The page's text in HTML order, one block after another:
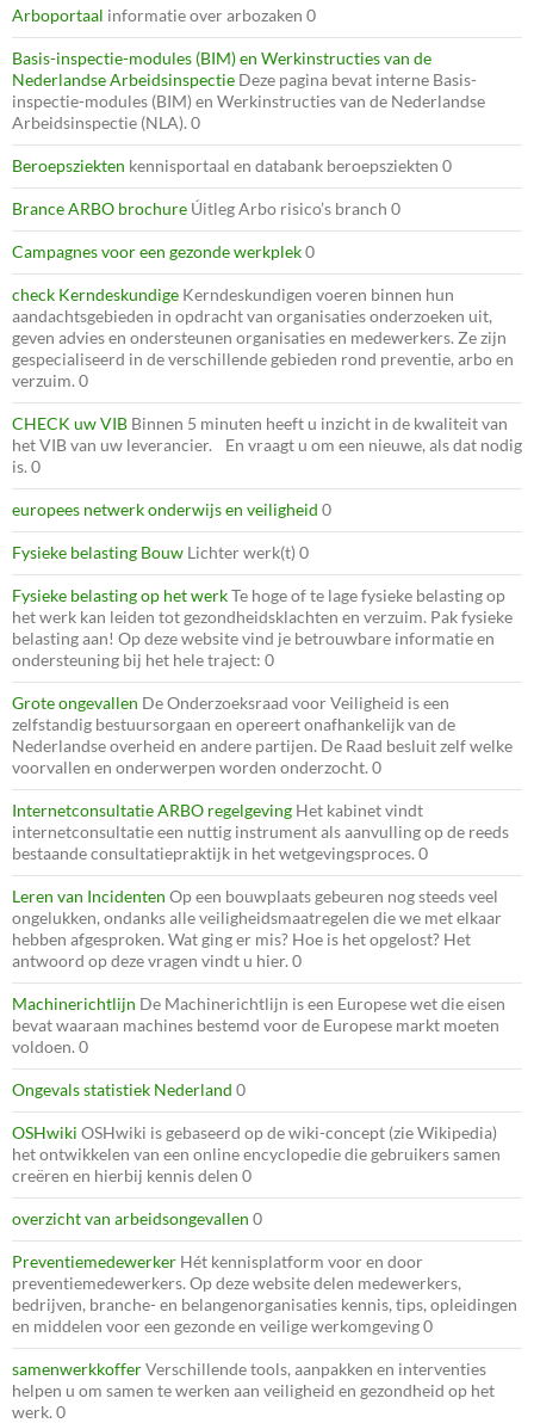
Arboportaal informatie over arbozaken 0
Basis-inspectie-modules (BIM) en Werkinstructies van de
Nederlandse Arbeidsinspectie Deze pagina bevat interne Basis-
inspectie-modules (BIM) en Werkinstructies van de Nederlandse
Arbeidsinspectie (NLA). 0
Beroepsziekten kennisportaal en databank beroepsziekten 0
Brance ARBO brochure Úitleg Arbo risico’s branch 0
Campagnes voor een gezonde werkplek0
check Kerndeskundige Kerndeskundigen voeren binnen hun
aandachtsgebieden in opdracht van organisaties onderzoeken uit,
geven advies en ondersteunen organisaties en medewerkers. Ze zijn
gespecialiseerd in de verschillende gebieden rond preventie, arbo en
verzuim. 0
CHECK uw VIB Binnen 5 minuten heeft u inzicht in de kwaliteit van
het VIB van uw leverancier. En vraagt u om een nieuwe, als dat nodig
is. 0
europees netwerk onderwijs en veiligheid 0
Fysieke belasting Bouw Lichter werk(t) 0
Fysieke belasting op het werkTe hoge of te lage fysieke belasting op
het werk kan leiden tot gezondheidsklachten en verzuim. Pak fysieke
belasting aan! Op deze website vind je betrouwbare informatie en
ondersteuning bij het hele traject: 0
Grote ongevallen De Onderzoeksraad voor Veiligheid is een
zelfstandig bestuursorgaan en opereert onafhankelijk van de
Nederlandse overheid en andere partijen. De Raad besluit zelf welke
voorvallen en onderwerpen worden onderzocht. 0
Internetconsultatie ARBO regelgeving Het kabinet vindt
internetconsultatie een nuttig instrument als aanvulling op de reeds
bestaande consultatiepraktijk in het wetgevingsproces. 0
Leren van Incidenten Op een bouwplaats gebeuren nog steeds veel
ongelukken, ondanks alle veiligheidsmaatregelen die we met elkaar
hebben afgesproken. Wat ging er mis? Hoe is het opgelost? Het
antwoord op deze vragen vindt u hier. 0
Machinerichtlijn De Machinerichtlijn is een Europese wet die eisen
bevat waaraan machines bestemd voor de Europese markt moeten
voldoen. 0
Ongevals statistiek Nederland 0
OSHwiki OSHwiki is gebaseerd op de wiki-concept (zie Wikipedia)
het ontwikkelen van een online encyclopedie die gebruikers samen
creëren en hierbij kennis delen 0
overzicht van arbeidsongevallen 0
Preventiemedewerker Hét kennisplatform voor en door
preventiemedewerkers. Op deze website delen medewerkers,
bedrijven, branche- en belangenorganisaties kennis, tips, opleidingen
en middelen voor een gezonde en veilige werkomgeving 0
samenwerkkofferVerschillende tools, aanpakken en interventies
helpen u om samen te werken aan veiligheid en gezondheid op het
werk. 0